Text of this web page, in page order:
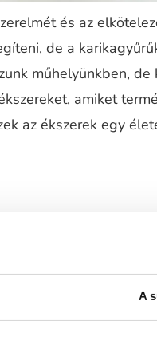
A
és az
de a
műhelyünkben, de
amiket
az ékszerek egy